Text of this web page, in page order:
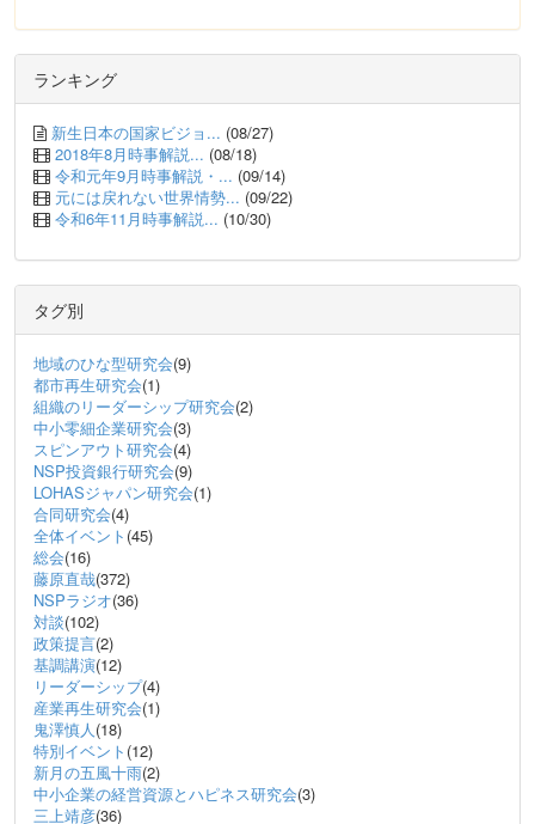
ランキング
新生日本の国家ビジョ... (08/27)
2018年8月時事解説... (08/18)
令和元年9月時事解説・... (09/14)
元には戻れない世界情勢... (09/22)
令和6年11月時事解説... (10/30)
タグ別
地域のひな型研究会(9)
都市再生研究会(1)
組織のリーダーシップ研究会(2)
中小零細企業研究会(3)
スピンアウト研究会(4)
NSP投資銀行研究会(9)
LOHASジャパン研究会(1)
合同研究会(4)
全体イベント (45)
総会(16)
藤原直哉(372)
NSPラジオ(36)
対談(102)
政策提言(2)
基調講演(12)
リーダーシップ(4)
産業再生研究会(1)
鬼澤慎人(18)
特別イベント (12)
新月の五風十雨(2)
中小企業の経営資源とハピネス研究会(3)
三上靖彦(36)